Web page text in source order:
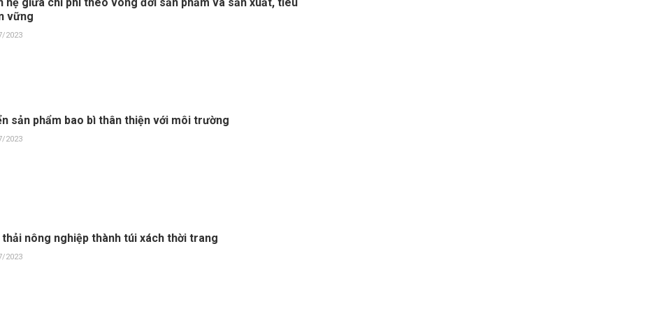
hệ giữa chi phí theo vòng đời sản phẩm và sản xuất, tiêu
vững
2023
sản phẩm bao bì thân thiện với môi trường
2023
thải nông nghiệp thành túi xách thời trang
2023